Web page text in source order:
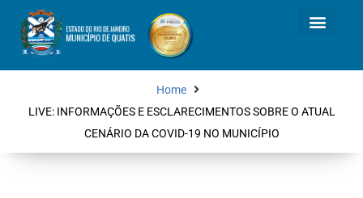
Home
LIVE: INFORMAÇÕES E ESCLARECIMENTOS SOBRE O ATUAL
CENÁRIO DA COVID-19 NO MUNICÍPIO